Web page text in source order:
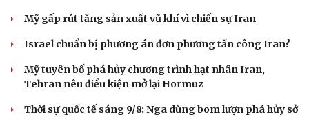
Mỹ gấp rút tăng sản xuất vũ khí vì chiến sự Iran
Israel chuẩn bị phương án đơn phương tấn công Iran?
Mỹ tuyên bố phá hủy chương trình hạt nhân Iran,
Tehran nêu điều kiện mở lại Hormuz
Thời sự quốc tế sáng 9/8: Nga dùng bom lượn phá hủy sở